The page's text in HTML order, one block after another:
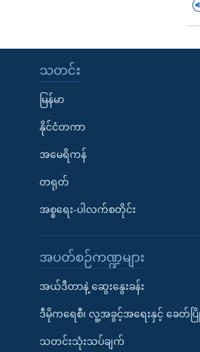
သတင်း
မြန်မာ
နိုင်ငံတကာ
အမေရိကန်
တရုတ်
အစ္စရေး-ပါလက်စတိုင်း
အပတ်စဉ်ကဏ္ဍများ
အယ်ဒီတာနဲ့ ဆွေးနွေးခန်း
ဒီမိုကရေစီ၊ လူ့အခွင့်အရေးနှင့် ခေတ်ပြို
သတင်းသုံးသပ်ချက်